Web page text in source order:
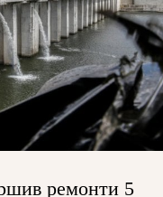
ремонти 5